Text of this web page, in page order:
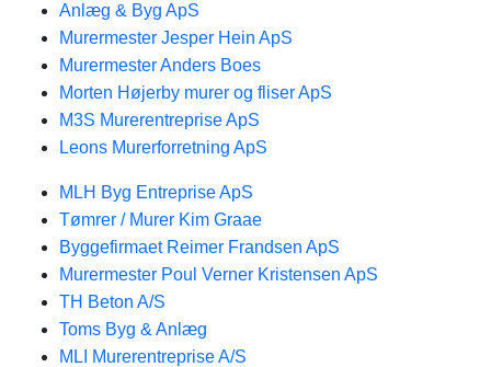
Anlæg & Byg ApS
Murermester Jesper Hein ApS
Murermester Anders Boes
Morten Højerby murer og fliser ApS
M3S Murerentreprise ApS
Leons Murerforretning ApS
MLH Byg Entreprise ApS
Tømrer / Murer Kim Graae
Byggefirmaet Reimer Frandsen ApS
Murermester Poul Verner Kristensen ApS
TH Beton A/S
Toms Byg & Anlæg
MLI Murerentreprise A/S